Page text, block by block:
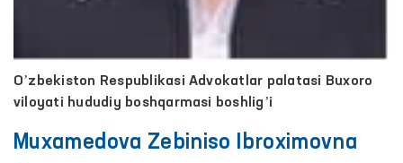
Oʼzbekiston Respublikasi Аdvokatlar palatasi Buxoro
viloyati hududiy boshqarmasi boshligʼi
Muxamedova Zebiniso Ibroximovna